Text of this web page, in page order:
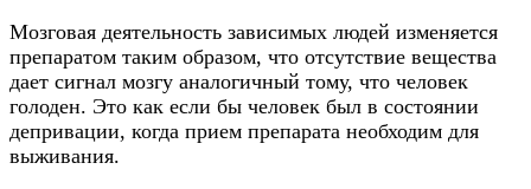
Мозговая деятельность зависимых людей изменяется
препаратом таким образом, что отсутствие вещества
дает сигнал мозгу аналогичный тому, что человек
голоден. Это как если бы человек был в состоянии
депривации, когда прием препарата необходим для
выживания.